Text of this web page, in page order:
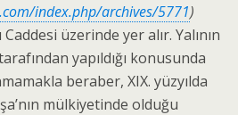
index.php/archives/5771)
üzerinde yer alır. Yalının
yapıldığı konusunda
beraber, XIX. yüzyılda
mülkiyetinde olduğu